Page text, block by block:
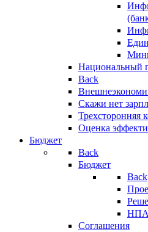
Национальный
Back
Скажи нет
Трехсторонняя
Оценка
Бюджет
Back
Бюджет
Back
НПА
Соглашения